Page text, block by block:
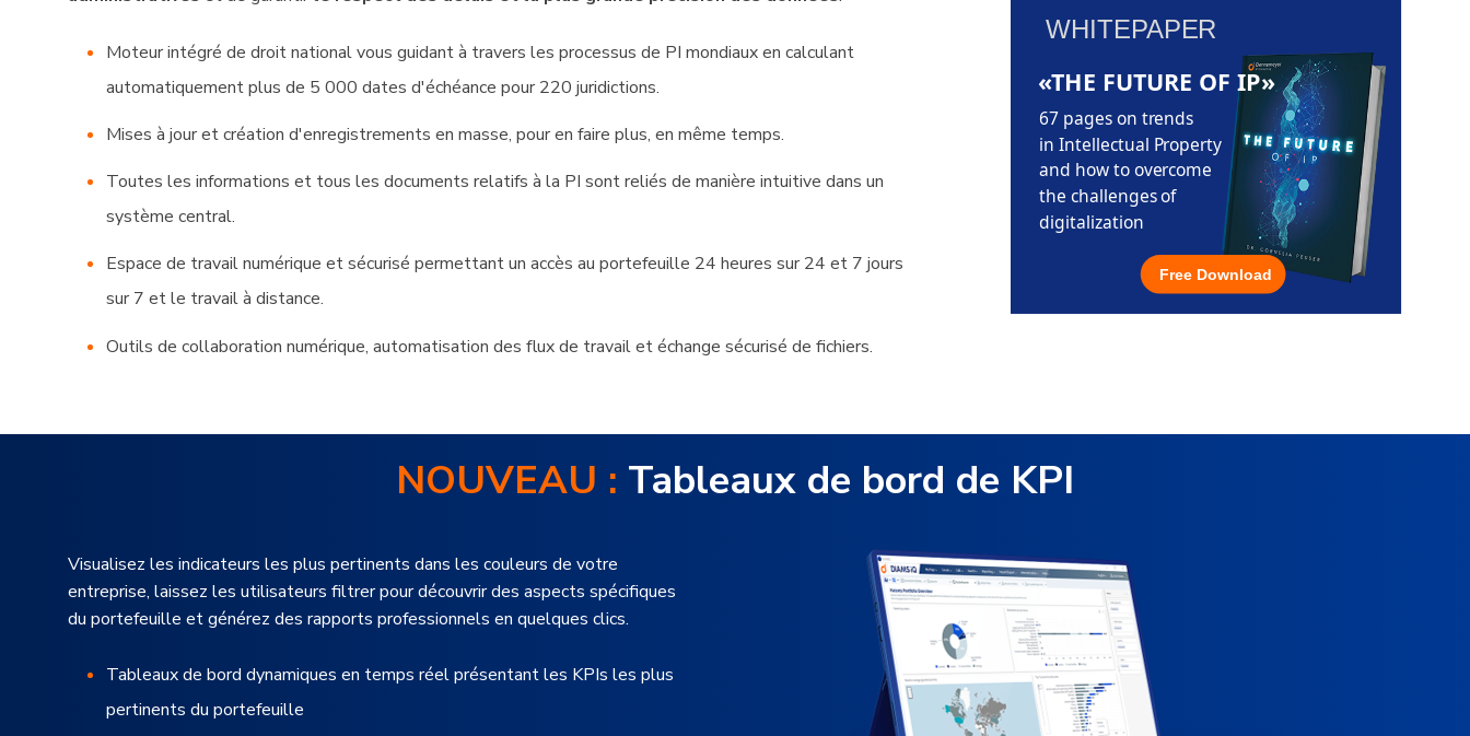
Moteur intégré de droit national vous guidant à travers les processus de PI mondiaux en calculant
automatiquement plus de 5 000 dates d'échéance pour 220 juridictions.
Mises à jour et création d'enregistrements en masse, pour en faire plus, en même temps.
Toutes les informations et tous les documents relatifs à la PI sont reliés de manière intuitive dans un
système central.
Espace de travail numérique et sécurisé permettant un accès au portefeuille 24 heures sur 24 et 7 jours
sur 7 et le travail à distance.
Outils de collaboration numérique, automatisation des flux de travail et échange sécurisé de fichiers.
NOUVEAU : Tableaux de bord de KPI
Visualisez les indicateurs les plus pertinents dans les couleurs de votre
entreprise, laissez les utilisateurs filtrer pour découvrir des aspects spécifiques
du portefeuille et générez des rapports professionnels en quelques clics.
Tableaux de bord dynamiques en temps réel présentant les KPIs les plus
pertinents du portefeuille